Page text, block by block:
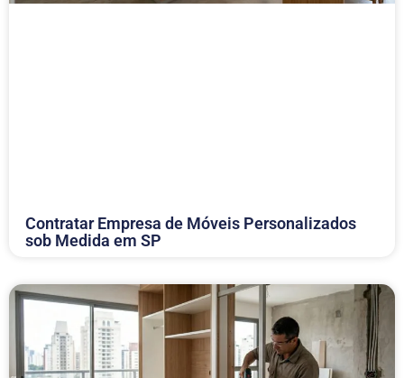
Contratar Empresa de Móveis Personalizados
sob Medida em SP